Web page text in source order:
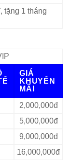
tặng 1 tháng
GIÁ
KHUYẾN
MÃI
2,000,000đ
5,000,000đ
9,000,000đ
16,000,000đ